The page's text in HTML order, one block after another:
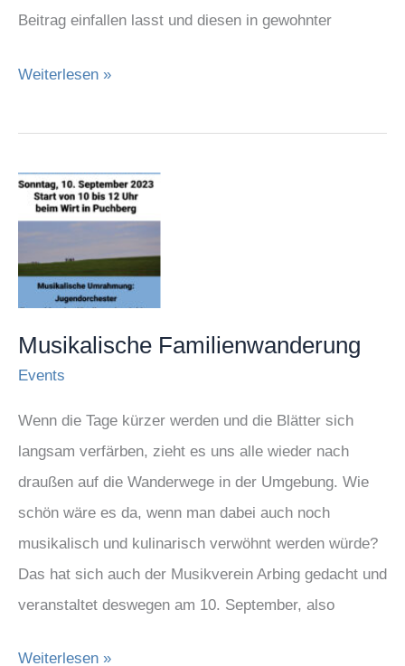
Beitrag einfallen lasst und diesen in gewohnter
Weiterlesen »
Musikalische Familienwanderung
Events
Wenn die Tage kürzer werden und die Blätter sich
langsam verfärben, zieht es uns alle wieder nach
draußen auf die Wanderwege in der Umgebung. Wie
schön wäre es da, wenn man dabei auch noch
musikalisch und kulinarisch verwöhnt werden würde?
Das hat sich auch der Musikverein Arbing gedacht und
veranstaltet deswegen am 10. September, also
Musikalische
Familienwanderung
Weiterlesen »